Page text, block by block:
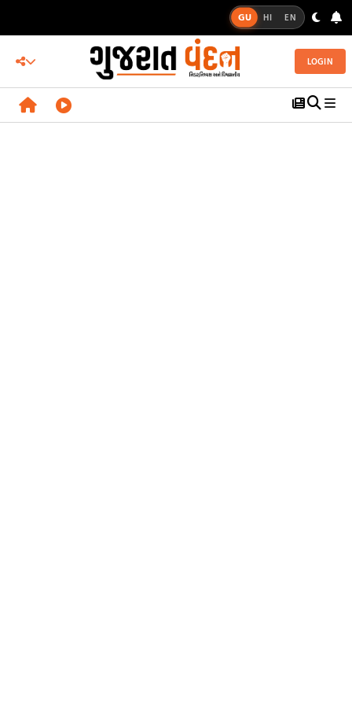
GU HI EN
LOGIN